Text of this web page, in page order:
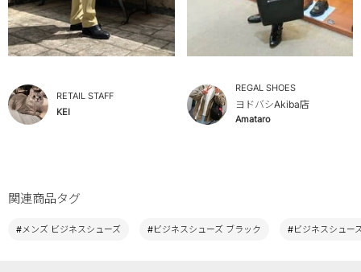
RETAIL STAFF
KEI
REGAL SHOES
ヨドバシAkiba店
Amataro
関連商品タグ
#メンズ ビジネスシューズ #ビジネスシューズ ブラック #ビジネスシュー